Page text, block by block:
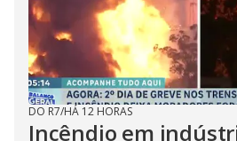
DO R7/HÁ 12 HORAS
Incêndio em